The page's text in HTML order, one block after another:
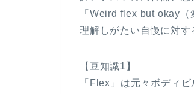
「Weird flex but okay（
理解しがたい自慢に対す
【豆知識1】
「Flex」は元々ボディ